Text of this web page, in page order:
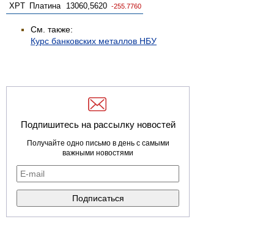
XPT Платина 13060,5620 -255.7760
См. также:
Курс банковских металлов НБУ
Подпишитесь на рассылку новостей
Получайте одно письмо в день с самыми
важными новостями